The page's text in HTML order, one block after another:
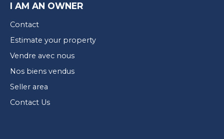
I AM AN OWNER
Contact
Estimate your property
Vendre avec nous
Nos biens vendus
Seller area
Contact Us